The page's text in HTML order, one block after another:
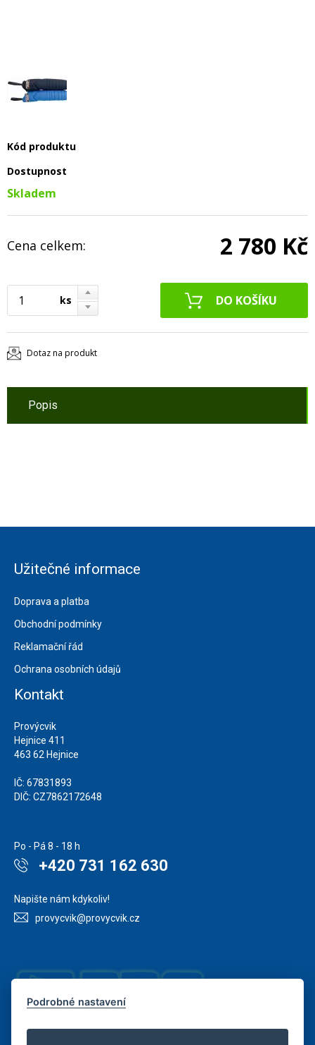
Kód produktu
Dostupnost
Skladem
Cena celkem: 2 780 Kč
ks
Dotaz na produkt
Popis
Užitečné informace
Doprava a platba
Obchodní podmínky
Reklamační řád
Ochrana osobních údajů
Kontakt
Provýcvik
Hejnice 411
463 62 Hejnice
IČ: 67831893
DIČ: CZ7862172648
Po - Pá 8 - 18 h
+420 731 162 630
Napište nám kdykoliv!
provycvik@provycvik.cz
Podrobné nastavení